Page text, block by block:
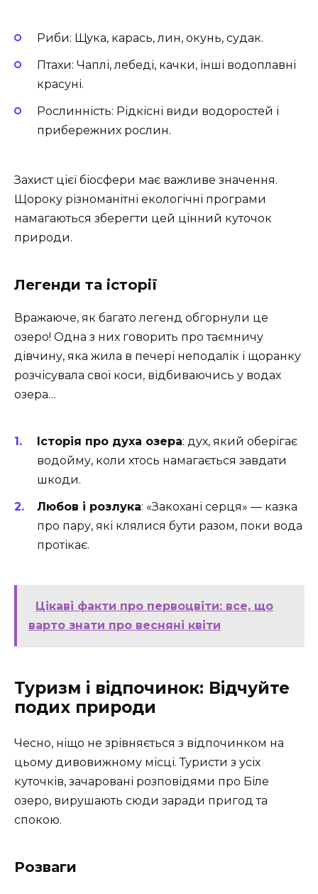
Риби: Щука, карась, лин, окунь, судак.
Птахи: Чаплі, лебеді, качки, інші водоплавні
красуні.
Рослинність: Рідкісні види водоростей і
прибережних рослин.
Захист цієї біосфери має важливе значення.
Щороку різноманітні екологічні програми
намагаються зберегти цей цінний куточок
природи.
Легенди та історії
Вражаюче, як багато легенд обгорнули це
озеро! Одна з них говорить про таємничу
дівчину, яка жила в печері неподалік і щоранку
розчісувала свої коси, відбиваючись у водах
озера…
Історія про духа озера: дух, який оберігає
водойму, коли хтось намагається завдати
шкоди.
Любов і розлука: «Закохані серця» — казка
про пару, які клялися бути разом, поки вода
протікає.
Цікаві факти про первоцвіти: все, що
варто знати про весняні квіти
Туризм і відпочинок: Відчуйте
подих природи
Чесно, ніщо не зрівняється з відпочинком на
цьому дивовижному місці. Туристи з усіх
куточків, зачаровані розповідями про Біле
озеро, вирушають сюди заради пригод та
спокою.
Розваги